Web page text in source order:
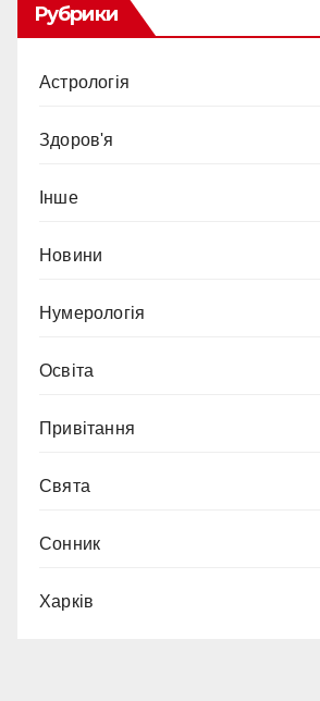
Рубрики
Астрологія
Здоров'я
Інше
Новини
Нумерологія
Освіта
Привітання
Свята
Сонник
Харків